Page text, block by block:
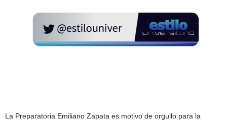
La Preparatoria Emiliano Zapata es motivo de orgullo para la